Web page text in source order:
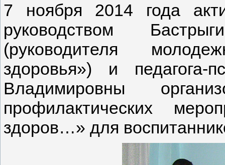
7 ноября 2014 года
руководством
(руководителя
здоровья») и педагога-
Владимировны
профилактических
здоров…» для